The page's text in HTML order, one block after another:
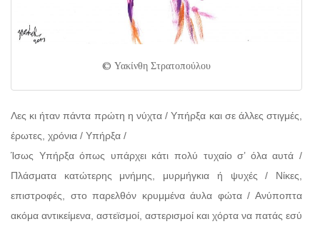
© Υακίνθη Στρατοπούλου
Λες κι ήταν πάντα πρώτη η νύχτα / Υπήρξα και σε άλλες στιγμές,
έρωτες, χρόνια / Υπήρξα /
Ίσως Υπήρξα όπως υπάρχει κάτι πολύ τυχαίο σ’ όλα αυτά /
Πλάσματα κατώτερης μνήμης, μυρμήγκια ή ψυχές / Νίκες,
επιστροφές, στο παρελθόν κρυμμένα άυλα φώτα / Ανύποπτα
ακόμα αντικείμενα, αστεϊσμοί, αστερισμοί και χόρτα να πατάς εσύ